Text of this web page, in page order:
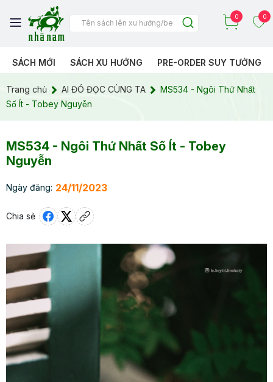
0 0
SÁCH MỚI SÁCH XU HƯỚNG PRE-ORDER SUY TƯỞNG
Trang chủ AI ĐÓ ĐỌC CÙNG TA
MS534 - Ngôi Thứ Nhất
Số Ít - Tobey Nguyễn
MS534 - Ngôi Thứ Nhất Số Ít - Tobey
Nguyễn
Ngày đăng: 24/11/2023
Chia sẻ